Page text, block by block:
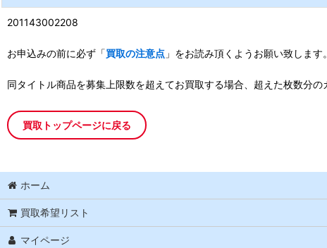
201143002208
お申込みの前に必ず「買取の注意点 」をお読み頂くようお願い致します。
同タイトル商品を募集上限数を超えてお買取する場合、超えた枚数分
買取トップページに戻る
ホーム
買取希望リスト
マイページ